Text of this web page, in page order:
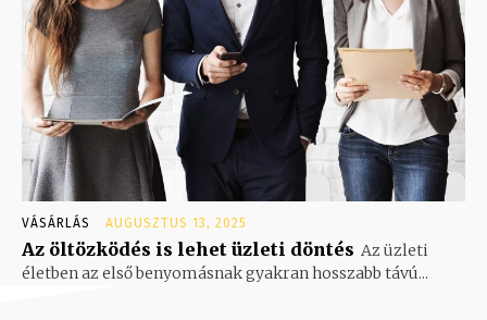
VÁSÁRLÁS AUGUSZTUS 13, 2025
Az öltözködés is lehet üzleti döntés Az üzleti
életben az első benyomásnak gyakran hosszabb távú...